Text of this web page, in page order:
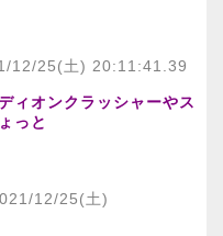
12/25(土) 20:11:41.39
ィオンクラッシャーやス
っと
12/25(土)